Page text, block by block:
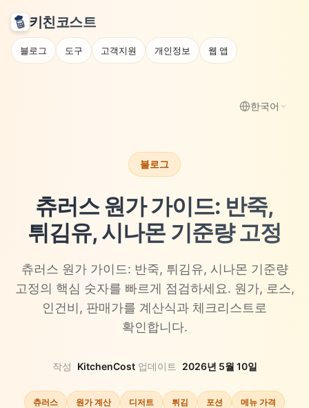
키친코스트
블로그 도구 고객지원 개인정보 웹 앱
한국어
블로그
츄러스 원가 가이드: 반죽,
튀김유, 시나몬 기준량 고정
츄러스 원가 가이드: 반죽, 튀김유, 시나몬 기준량
고정의 핵심 숫자를 빠르게 점검하세요. 원가, 로스,
인건비, 판매가를 계산식과 체크리스트로
확인합니다.
작성 KitchenCost· 업데이트 2026년 5월 10일
츄러스 원가 계산 디저트 튀김 포션 메뉴 가격